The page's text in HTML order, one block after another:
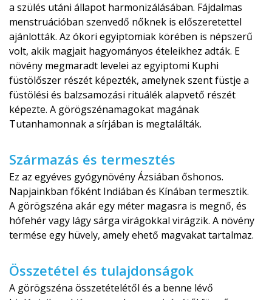
a szülés utáni állapot harmonizálásában. Fájdalmas
menstruációban szenvedő nőknek is előszeretettel
ajánlották. Az ókori egyiptomiak körében is népszerű
volt, akik magjait hagyományos ételeikhez adták. E
növény megmaradt levelei az egyiptomi Kuphi
füstölőszer részét képezték, amelynek szent füstje a
füstölési és balzsamozási rituálék alapvető részét
képezte. A görögszénamagokat magának
Tutanhamonnak a sírjában is megtalálták.
Származás és termesztés
Ez az egyéves gyógynövény Ázsiában őshonos.
Napjainkban főként Indiában és Kínában termesztik.
A görögszéna akár egy méter magasra is megnő, és
hófehér vagy lágy sárga virágokkal virágzik. A növény
termése egy hüvely, amely ehető magvakat tartalmaz.
Összetétel és tulajdonságok
A görögszéna összetételétől és a benne lévő